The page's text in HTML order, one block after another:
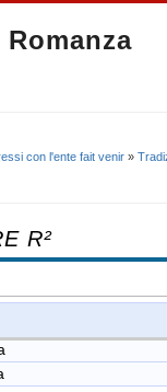
con l'ente fait venir »
R²